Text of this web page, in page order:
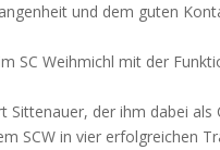
und dem guten
SC Weihmichl mit der
der ihm dabei als
SCW in vier erfolgreichen